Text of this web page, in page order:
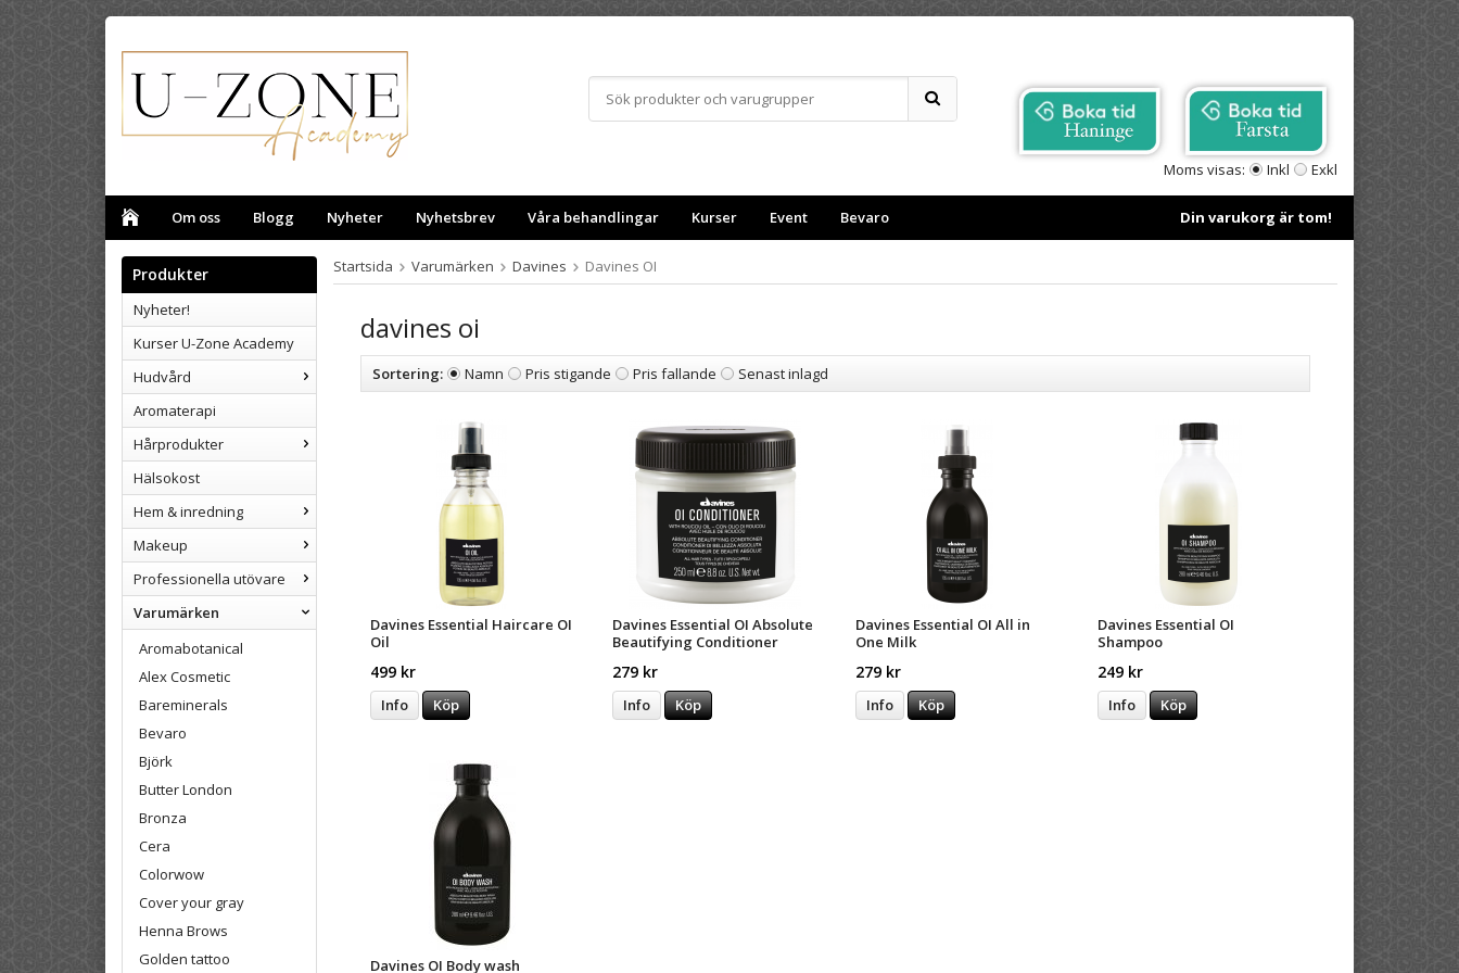
Moms visas: Inkl Exkl
Om oss Blogg Nyheter Nyhetsbrev Våra behandlingar Kurser Event Bevaro Din varukorg är tom!
Produkter
Nyheter!
Kurser U-Zone Academy
Hudvård
Aromaterapi
Hårprodukter
Hälsokost
Hem & inredning
Makeup
Professionella utövare
Varumärken
Aromabotanical
Alex Cosmetic
Bareminerals
Bevaro
Björk
Butter London
Bronza
Cera
Colorwow
Cover your gray
Henna Brows
Golden tattoo
Startsida Varumärken Davines Davines OI
davines oi
Sortering: Namn Pris stigande Pris fallande Senast inlagd
Davines Essential Haircare OI
Oil
499 kr
Info Köp
Davines Essential OI Absolute
Beautifying Conditioner
279 kr
Info Köp
Davines Essential OI All in
One Milk
279 kr
Info Köp
Davines Essential OI
Shampoo
249 kr
Info Köp
Davines OI Body wash